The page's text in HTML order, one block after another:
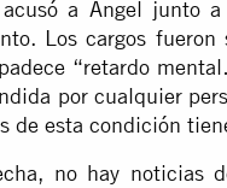
a Ángel junto
Los cargos
“retardo
por cualquier
de esta condición
no hay noticias